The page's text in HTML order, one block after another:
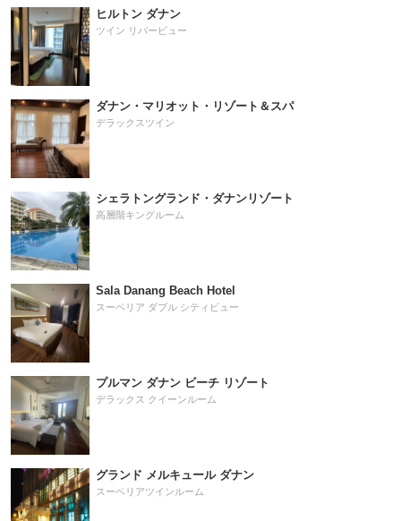
ヒルトン ダナン
ツイン リバービュー
ダナン・マリオット・リゾート＆スパ
デラックスツイン
シェラトングランド・ダナンリゾート
高層階キングルーム
Sala Danang Beach Hotel
スーペリア ダブル シティビュー
プルマン ダナン ビーチ リゾート
デラックス クイーンルーム
グランド メルキュール ダナン
スーペリアツインルーム